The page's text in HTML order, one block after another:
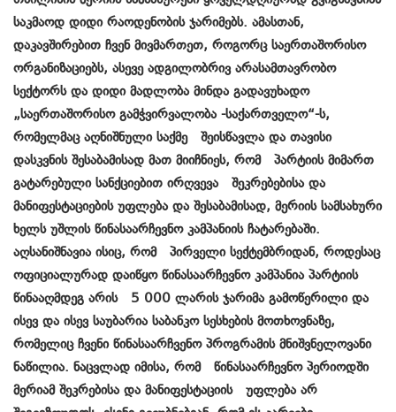
საკმაოდ დიდი რაოდენობის ჯარიმებს. ამასთან,
დაკავშირებით ჩვენ მივმართეთ, როგორც საერთაშორისო
ორგანიზაციებს, ასევე ადგილობრივ არასამთავრობო
სექტორს და დიდი მადლობა მინდა გადავუხადო
„საერთაშორისო გამჭვირვალობა -საქართველო“-ს,
რომელმაც აღნიშნული საქმე შეისწავლა და თავისი
დასკვნის შესაბამისად მათ მიიჩნიეს, რომ პარტიის მიმართ
გატარებული სანქციებით ირღვევა შეკრებებისა და
მანიფესტაციების უფლება და შესაბამისად, მერიის სამსახური
ხელს უშლის წინასაარჩევნო კამპანიის ჩატარებაში.
აღსანიშნავია ისიც, რომ პირველი სექტემბრიდან, როდესაც
ოფიციალურად დაიწყო წინასაარჩევნო კამპანია პარტიის
წინააღმდეგ არის 5 000 ლარის ჯარიმა გამოწერილი და
ისევ და ისევ საუბარია საბანკო სესხების მოთხოვნაზე,
რომელიც ჩვენი წინასაარჩვენო პროგრამის მნიშვნელოვანი
ნაწილია. ნაცვლად იმისა, რომ წინასაარჩევნო პერიოდში
მერიამ შეკრებისა და მანიფესტაციის უფლება არ